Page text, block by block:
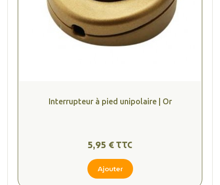
Interrupteur à pied unipolaire | Or
5,95 € TTC
Ajouter